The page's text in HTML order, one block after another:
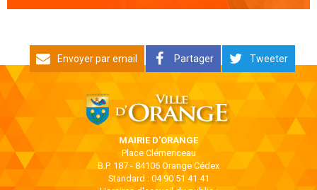
Envoyer par email Partager Tweeter
MAIRIE D'ORANGE
Place Clémenceau
B.P. 187 - 84106 Orange Cédex
Standard : 04 90 51 41 41